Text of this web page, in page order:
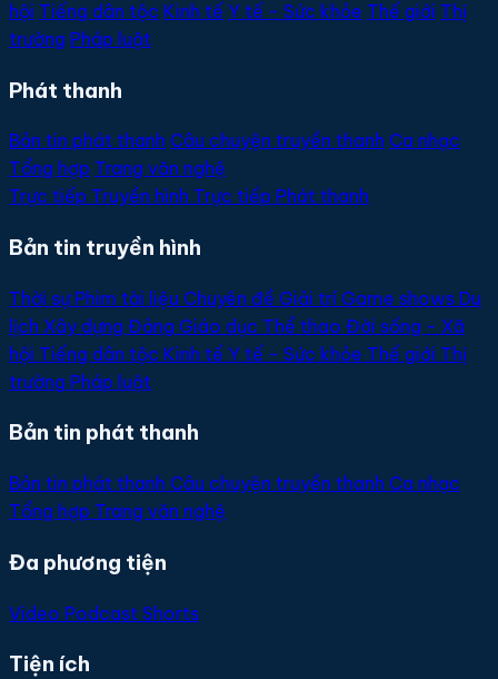
hội Tiếng dân tộc Kinh tế Y tế - Sức khỏe Thế giới Thị
trường Pháp luật
Phát thanh
Bản tin phát thanh Câu chuyện truyền thanh Ca nhạc
Tổng hợp Trang văn nghệ
Trực tiếp Truyền hình Trực tiếp Phát thanh
Bản tin truyền hình
Thời sự Phim tài liệu Chuyên đề Giải trí Game shows Du
lịch Xây dựng Đảng Giáo dục Thể thao Đời sống - Xã
hội Tiếng dân tộc Kinh tế Y tế - Sức khỏe Thế giới Thị
trường Pháp luật
Bản tin phát thanh
Bản tin phát thanh Câu chuyện truyền thanh Ca nhạc
Tổng hợp Trang văn nghệ
Đa phương tiện
Video Podcast Shorts
Tiện ích